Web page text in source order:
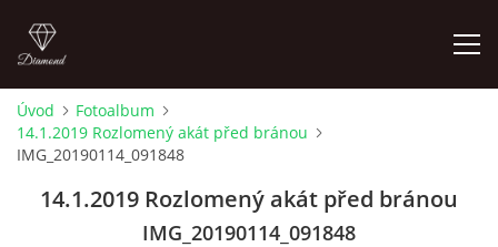
LETNÍ KINO NA HRADĚ 2022
ÚVOD
Úvod
Fotoalbum
14.1.2019 Rozlomený akát před bránou
IMG_20190114_091848
14.1.2019 Rozlomený akát před bránou
IMG_20190114_091848